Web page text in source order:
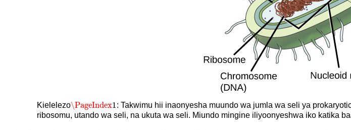
Kielelezo\PageIndex1
\PageIndex1: Takwimu hii inaonyesha muundo wa jumla wa seli ya
ribosomu, utando wa seli, na ukuta wa seli. Miundo mingine iliyoonyeshwa iko katika